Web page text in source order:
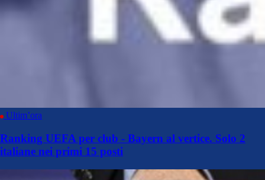
Ultim’ora
Ranking UEFA per club - Bayern al vertice. Solo 2
italiane nei primi 15 posti